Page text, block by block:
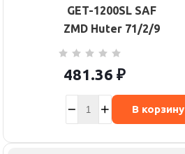
GET-1200SL SAF
ZMD Huter 71/2/9
481.36 ₽
В корзину